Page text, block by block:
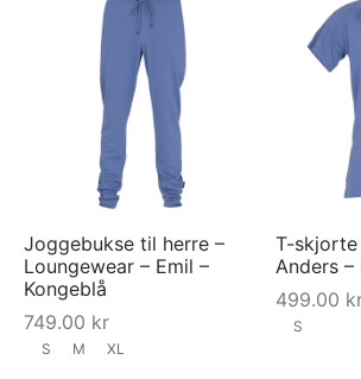
Joggebukse til herre –
Loungewear – Emil –
Kongeblå
749.00 kr
S M XL
T-
Anders –
499.00
S